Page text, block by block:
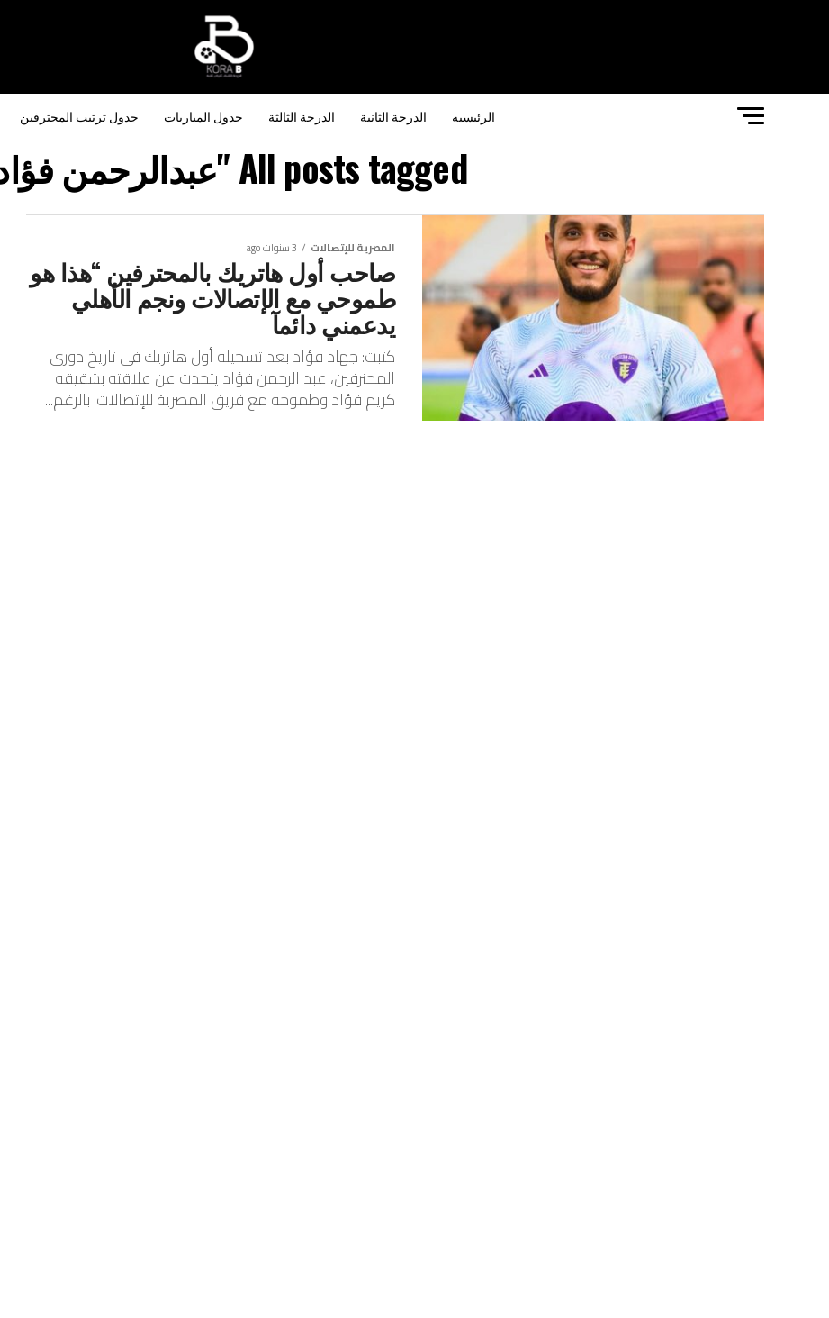
الرئيسيه الدرجة الثانية الدرجة الثالثة جدول المباريات جدول ترتيب المحترفين
All posts tagged "عبدالرحمن فؤاد"
المصرية للإتصالات 3 سنوات ago
صاحب أول هاتريك بالمحترفين “هذا هو
طموحي مع الإتصالات ونجم الأهلي
يدعمني دائمآ
كتبت: جهاد فؤاد بعد تسجيله أول هاتريك في تاريخ دوري
المحترفين، عبد الرحمن فؤاد يتحدث عن علاقته بشقيقه
كريم فؤاد وطموحه مع فريق المصرية للإتصالات. بالرغم...